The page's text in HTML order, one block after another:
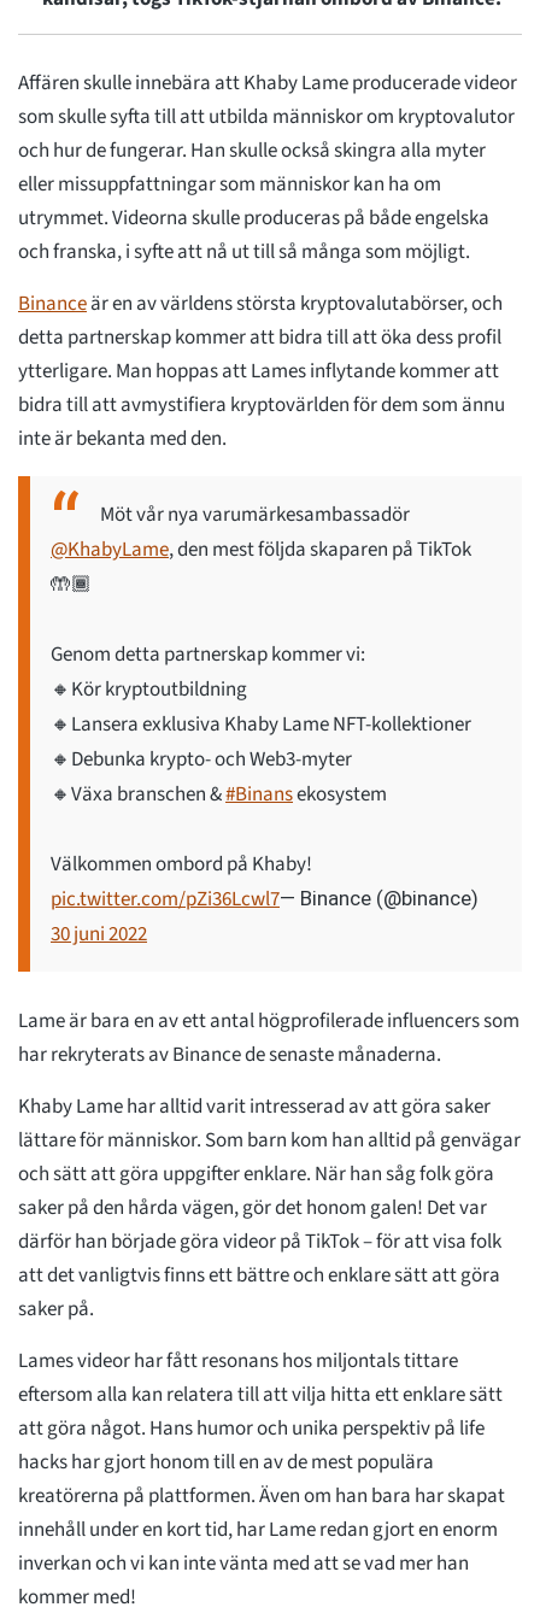
Affären skulle innebära att Khaby Lame producerade videor
som skulle syfta till att utbilda människor om kryptovalutor
och hur de fungerar. Han skulle också skingra alla myter
eller missuppfattningar som människor kan ha om
utrymmet. Videorna skulle produceras på både engelska
och franska, i syfte att nå ut till så många som möjligt.
Binanceär en av världens största kryptovalutabörser, och
detta partnerskap kommer att bidra till att öka dess profil
ytterligare. Man hoppas att Lames inflytande kommer att
bidra till att avmystifiera kryptovärlden för dem som ännu
inte är bekanta med den.
Möt vår nya varumärkesambassadör
@KhabyLame, den mest följda skaparen på TikTok
🤲🏾
Genom detta partnerskap kommer vi:
🔸Kör kryptoutbildning
🔸Lansera exklusiva Khaby Lame NFT-kollektioner
🔸Debunka krypto- och Web3-myter
🔸Växa branschen &#Binansekosystem
Välkommen ombord på Khaby!
pic.twitter.com/pZi36Lcwl7— Binance (@binance)
30 juni 2022
Lame är bara en av ett antal högprofilerade influencers som
har rekryterats av Binance de senaste månaderna.
Khaby Lame har alltid varit intresserad av att göra saker
lättare för människor. Som barn kom han alltid på genvägar
och sätt att göra uppgifter enklare. När han såg folk göra
saker på den hårda vägen, gör det honom galen! Det var
därför han började göra videor på TikTok – för att visa folk
att det vanligtvis finns ett bättre och enklare sätt att göra
saker på.
Lames videor har fått resonans hos miljontals tittare
eftersom alla kan relatera till att vilja hitta ett enklare sätt
att göra något. Hans humor och unika perspektiv på life
hacks har gjort honom till en av de mest populära
kreatörerna på plattformen. Även om han bara har skapat
innehåll under en kort tid, har Lame redan gjort en enorm
inverkan och vi kan inte vänta med att se vad mer han
kommer med!